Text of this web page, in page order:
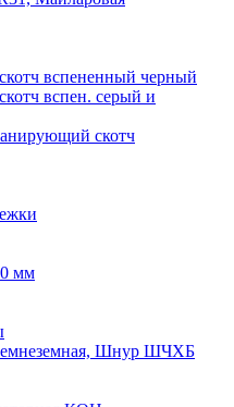
вспененный черный
вспен. серый и
скотч
мм
Шнур ШЧХБ